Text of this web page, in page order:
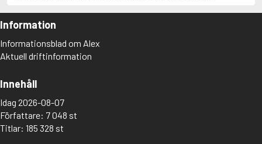
Information
Informationsblad om Alex
Aktuell driftinformation
Innehåll
Idag 2026-08-07
Författare: 7 048 st
Titlar: 185 328 st